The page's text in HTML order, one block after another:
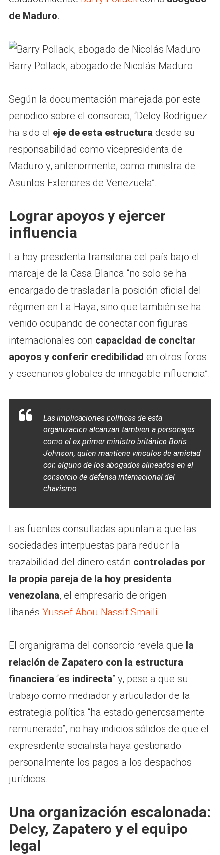
de Maduro.
Barry Pollack, abogado de Nicolás Maduro
Según la documentación manejada por este
periódico sobre el consorcio, “Delcy Rodríguez
ha sido el eje de esta estructura desde su
responsabilidad como vicepresidenta de
Maduro y, anteriormente, como ministra de
Asuntos Exteriores de Venezuela”.
Lograr apoyos y ejercer
influencia
La hoy presidenta transitoria del país bajo el
marcaje de la Casa Blanca “no solo se ha
encargado de trasladar la posición oficial del
régimen en La Haya, sino que también se ha
venido ocupando de conectar con figuras
internacionales con capacidad de concitar
apoyos y conferir credibilidad en otros foros
y escenarios globales de innegable influencia”.
Las implicaciones políticas de esta
organización alcanzan también a personajes
como el ex primer ministro británico Boris
Johnson, quien mantiene vínculos de amistad
con alguno de los abogados alineados en el
consorcio de defensa internacional del
chavismo
Las fuentes consultadas apuntan a que las
sociedades interpuestas para reducir la
trazabilidad del dinero están controladas por
la propia pareja de la hoy presidenta
venezolana, el empresario de origen
libanés Yussef Abou Nassif Smaili.
El organigrama del consorcio revela que la
relación de Zapatero con la estructura
financiera “es indirecta” y, pese a que su
trabajo como mediador y articulador de la
estrategia política “ha estado generosamente
remunerado”, no hay indicios sólidos de que el
expresidente socialista haya gestionado
personalmente los pagos a los despachos
jurídicos.
Una organización escalonada:
Delcy, Zapatero y el equipo
legal